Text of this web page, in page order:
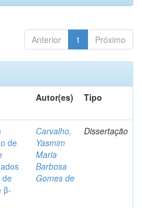
Anterior 1 Próximo
Autor(es) Tipo
de
de
β-
Carvalho,
Yasmim
Maria
Barbosa
Gomes de
Dissertação